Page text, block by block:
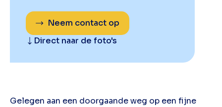
Neem contact op
Direct naar de foto's
Gelegen aan een doorgaande weg op een fijne